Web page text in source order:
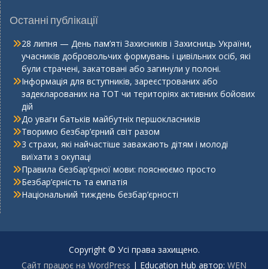
Останні публікації
28 липня — День пам’яті Захисників і Захисниць України,
учасників добровольчих формувань і цивільних осіб, які
були страчені, закатовані або загинули у полоні.
Інформація для вступників, зареєстрованих або
задекларованих на ТОТ чи територіях активних бойових
дій
До уваги батьків майбутніх першокласників
Творимо безбар’єрний світ разом
3 страхи, які найчастіше заважають дітям і молоді
виїхати з окупаці
Правила безбар’єрної мови: пояснюємо просто
Безбар’єрність та емпатія
Національний тиждень безбар’єрності
Copyright © Усі права захищено.
Сайт працює на WordPress | Education Hub автор: WEN